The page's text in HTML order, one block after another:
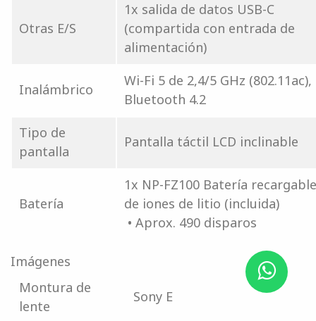
Otras E/S
1x salida de datos USB-C
(compartida con entrada de
alimentación)
Inalámbrico
Wi-Fi 5 de 2,4/5 GHz (802.11ac),
Bluetooth 4.2
Tipo de
pantalla
Pantalla táctil LCD inclinable
Batería
1x NP-FZ100 Batería recargable
de iones de litio (incluida)
• Aprox. 490 disparos
Imágenes
Montura de
lente
Sony E